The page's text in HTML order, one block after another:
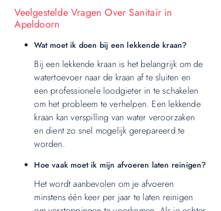
Veelgestelde Vragen Over Sanitair in
Apeldoorn
Wat moet ik doen bij een lekkende kraan?
Bij een lekkende kraan is het belangrijk om de
watertoevoer naar de kraan af te sluiten en
een professionele loodgieter in te schakelen
om het probleem te verhelpen. Een lekkende
kraan kan verspilling van water veroorzaken
en dient zo snel mogelijk gerepareerd te
worden.
Hoe vaak moet ik mijn afvoeren laten reinigen?
Het wordt aanbevolen om je afvoeren
minstens één keer per jaar te laten reinigen